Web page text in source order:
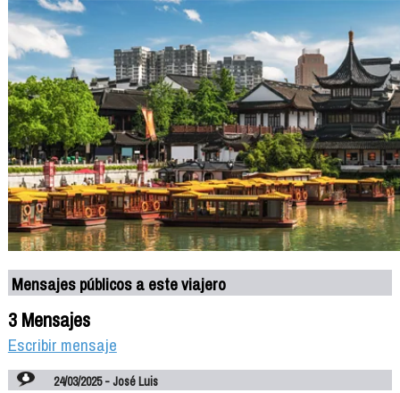
Mensajes públicos a este viajero
3 Mensajes
Escribir mensaje
24/03/2025 - José Luis